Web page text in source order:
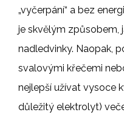
„vyčerpání“ a bez
je skvělým způsobem,
nadledvinky. Naopak,
svalovými křečemi
nejlepší užívat vysoce
důležitý elektrolyt)